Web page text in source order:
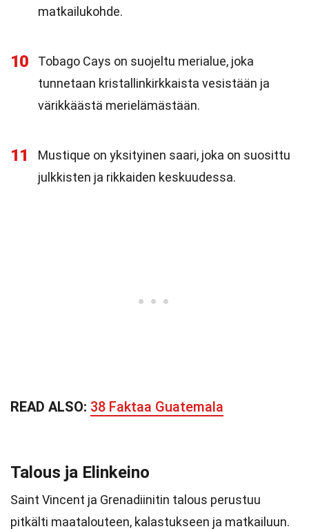
matkailukohde.
10
Tobago Cays on suojeltu merialue, joka
tunnetaan kristallinkirkkaista vesistään ja
värikkäästä merielämästään.
11
Mustique on yksityinen saari, joka on suosittu
julkkisten ja rikkaiden keskuudessa.
READ ALSO: 38 Faktaa Guatemala
Talous ja Elinkeino
Saint Vincent ja Grenadiinitin talous perustuu
pitkälti maatalouteen, kalastukseen ja matkailuun.